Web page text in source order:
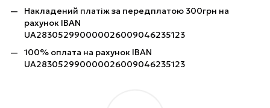
Накладений платіж за передплатою 300грн на
рахунок IBAN
UA283052990000026009046235123
100% оплата на рахунок IBAN
UA283052990000026009046235123